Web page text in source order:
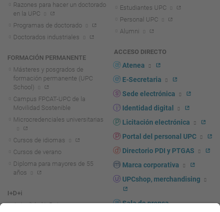
Razones para hacer un doctorado
en la UPC
Programas de doctorado
Doctorados industriales
FORMACIÓN PERMANENTE
Másteres y posgrados de
formación permanente (UPC
School)
Campus FPCAT-UPC de la
Movilidad Sostenible
Microcredenciales universitarias
Cursos de idiomas
Cursos de verano
Diploma para mayores de 55
años
I+D+i
Actualidad I+D+I
Estudiantes UPC
Personal UPC
Alumni
ACCESO DIRECTO
Atenea
E-Secretaria
Sede electrónica
Identidad digital
Licitación electrónica
Portal del personal UPC
Directorio PDI y PTGAS
Marca corporativa
UPCshop, merchandising
Sala de prensa